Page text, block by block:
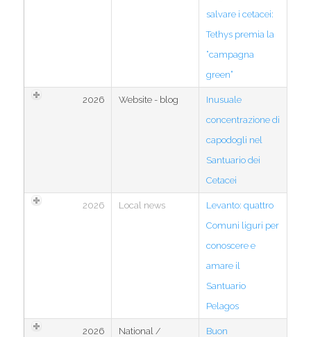
salvare i cetacei:
Tethys premia la
“campagna
green”
2026 Website - blog
Inusuale
concentrazione di
capodogli nel
Santuario dei
Cetacei
2026 Local news
Levanto: quattro
Comuni liguri per
conoscere e
amare il
Santuario
Pelagos
2026
National /
Buon